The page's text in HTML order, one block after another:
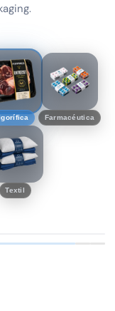
Farmacéutica
Textil